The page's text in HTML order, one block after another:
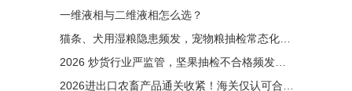
一维液相与二维液相怎么选？